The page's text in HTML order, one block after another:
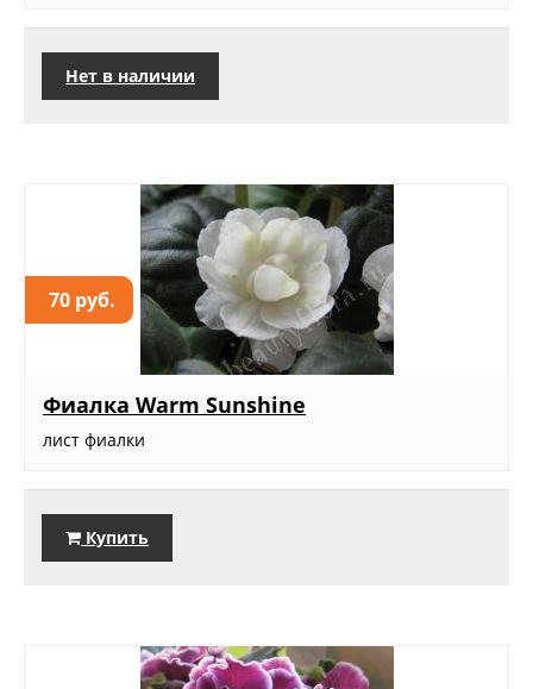
Нет в наличии
70 руб.
Фиалка Warm Sunshine
лист фиалки
Купить